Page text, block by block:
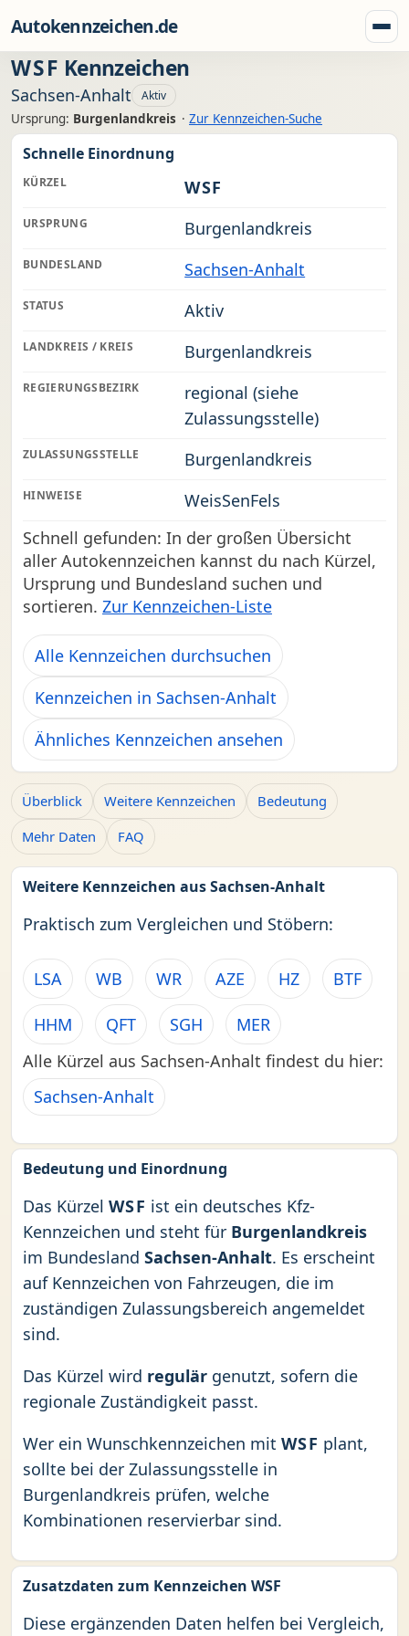
Autokennzeichen.de
WSF Kennzeichen
Sachsen-Anhalt Aktiv
Ursprung: Burgenlandkreis · Zur Kennzeichen-Suche
Schnelle Einordnung
KÜRZEL WSF
URSPRUNG Burgenlandkreis
BUNDESLAND Sachsen-Anhalt
STATUS Aktiv
LANDKREIS / KREIS Burgenlandkreis
REGIERUNGSBEZIRK
regional (siehe
Zulassungsstelle)
ZULASSUNGSSTELLE Burgenlandkreis
HINWEISE
WeisSenFels
Schnell gefunden: In der großen Übersicht
aller Autokennzeichen kannst du nach Kürzel,
Ursprung und Bundesland suchen und
sortieren. Zur Kennzeichen-Liste
Alle Kennzeichen durchsuchen
Kennzeichen in Sachsen-Anhalt
Ähnliches Kennzeichen ansehen
Überblick Weitere Kennzeichen
Bedeutung
Mehr Daten
FAQ
Weitere Kennzeichen aus Sachsen-Anhalt
Praktisch zum Vergleichen und Stöbern:
LSA WB WR AZE HZ BTF
HHM QFT SGH
MER
Alle Kürzel aus Sachsen-Anhalt findest du hier:
Sachsen-Anhalt
Bedeutung und Einordnung
Das Kürzel WSF ist ein deutsches Kfz-
Kennzeichen und steht für Burgenlandkreis
im Bundesland Sachsen-Anhalt. Es erscheint
auf Kennzeichen von Fahrzeugen, die im
zuständigen Zulassungsbereich angemeldet
sind.
Das Kürzel wird regulär genutzt, sofern die
regionale Zuständigkeit passt.
Wer ein Wunschkennzeichen mit WSF plant,
sollte bei der Zulassungsstelle in
Burgenlandkreis prüfen, welche
Kombinationen reservierbar sind.
Zusatzdaten zum Kennzeichen WSF
Diese ergänzenden Daten helfen bei Vergleich,